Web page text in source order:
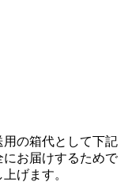
の箱代として下記
お届けするためで
げます。